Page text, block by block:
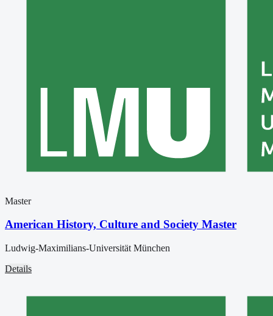
Master
American History, Culture and Society Master
Ludwig-Maximilians-Universität München
Details